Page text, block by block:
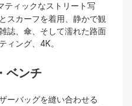
ティックなストリート写
スカーフを着用、静かで観
誌、傘、そして濡れた路面
ィング、4K。
ベンチ